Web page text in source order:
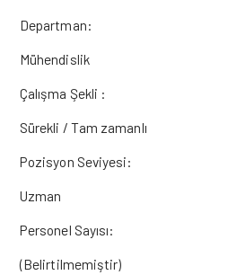
Departman:
Mühendislik
Çalışma Şekli :
Sürekli / Tam zamanlı
Pozisyon Seviyesi:
Uzman
Personel Sayısı:
(Belirtilmemiştir)